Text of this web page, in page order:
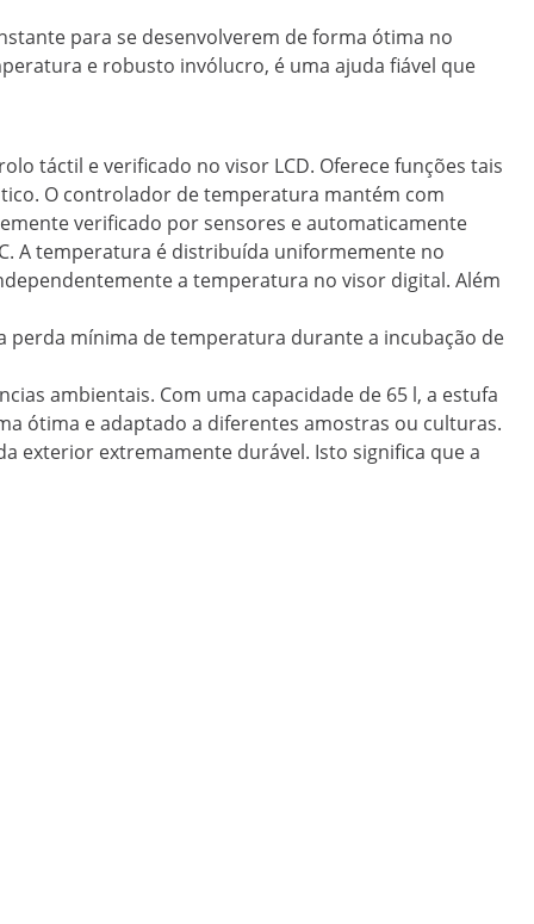
para se desenvolverem de forma ótima no
e robusto invólucro, é uma ajuda fiável que
táctil e verificado no visor LCD. Oferece funções tais
O controlador de temperatura mantém com
verificado por sensores e automaticamente
A temperatura é distribuída uniformemente no
a temperatura no visor digital. Além
mínima de temperatura durante a incubação de
ambientais. Com uma capacidade de 65 l, a estufa
ótima e adaptado a diferentes amostras ou culturas.
exterior extremamente durável. Isto significa que a